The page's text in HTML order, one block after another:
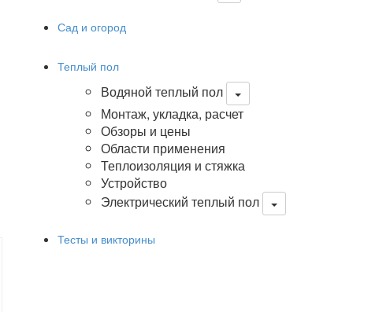
Сад и огород
Теплый пол
Водяной теплый пол
Монтаж, укладка, расчет
Обзоры и цены
Области применения
Теплоизоляция и стяжка
Устройство
Электрический теплый пол
Тесты и викторины